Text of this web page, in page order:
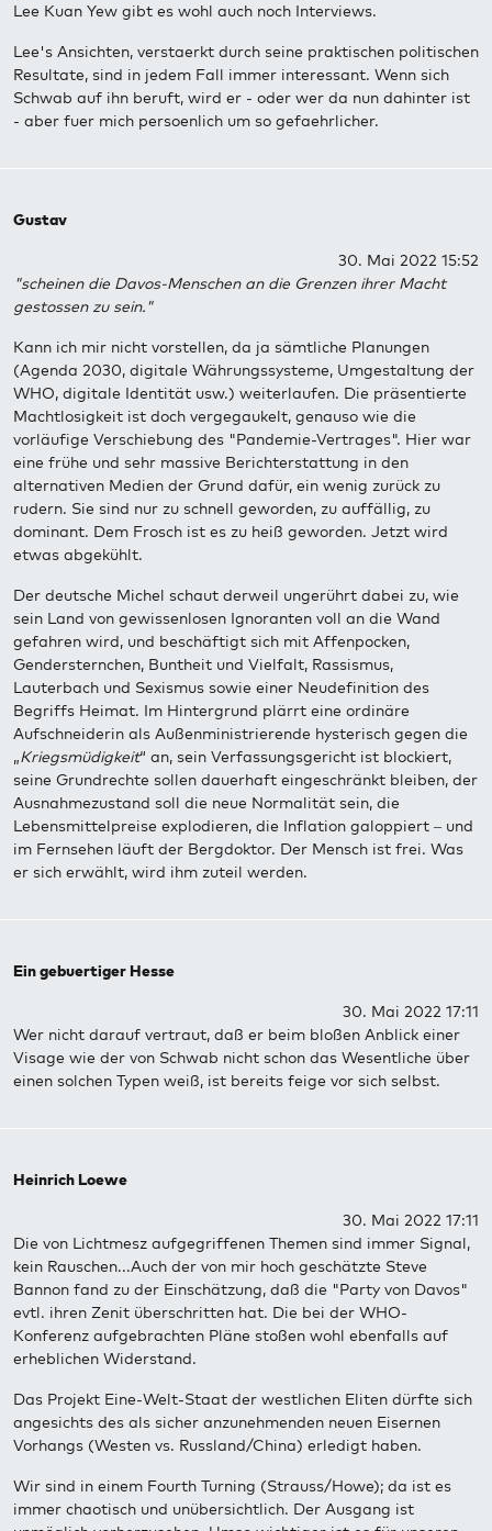
Lee Kuan Yew gibt es wohl auch noch Interviews.
Lee's Ansichten, verstaerkt durch seine praktischen politischen
Resultate, sind in jedem Fall immer interessant. Wenn sich
Schwab auf ihn beruft, wird er - oder wer da nun dahinter ist
- aber fuer mich persoenlich um so gefaehrlicher.
Gustav
30. Mai 2022 15:52
"scheinen die Davos-Menschen an die Grenzen ihrer Macht
gestossen zu sein."
Kann ich mir nicht vorstellen, da ja sämtliche Planungen
(Agenda 2030, digitale Währungssysteme, Umgestaltung der
WHO, digitale Identität usw.) weiterlaufen. Die präsentierte
Machtlosigkeit ist doch vergegaukelt, genauso wie die
vorläufige Verschiebung des "Pandemie-Vertrages". Hier war
eine frühe und sehr massive Berichterstattung in den
alternativen Medien der Grund dafür, ein wenig zurück zu
rudern. Sie sind nur zu schnell geworden, zu auffällig, zu
dominant. Dem Frosch ist es zu heiß geworden. Jetzt wird
etwas abgekühlt.
Der deutsche Michel schaut derweil ungerührt dabei zu, wie
sein Land von gewissenlosen Ignoranten voll an die Wand
gefahren wird, und beschäftigt sich mit Affenpocken,
Gendersternchen, Buntheit und Vielfalt, Rassismus,
Lauterbach und Sexismus sowie einer Neudefinition des
Begriffs Heimat. Im Hintergrund plärrt eine ordinäre
Aufschneiderin als Außenministrierende hysterisch gegen die
„Kriegsmüdigkeit“ an, sein Verfassungsgericht ist blockiert,
seine Grundrechte sollen dauerhaft eingeschränkt bleiben, der
Ausnahmezustand soll die neue Normalität sein, die
Lebensmittelpreise explodieren, die Inflation galoppiert – und
im Fernsehen läuft der Bergdoktor. Der Mensch ist frei. Was
er sich erwählt, wird ihm zuteil werden.
Ein gebuertiger Hesse
30. Mai 2022 17:11
Wer nicht darauf vertraut, daß er beim bloßen Anblick einer
Visage wie der von Schwab nicht schon das Wesentliche über
einen solchen Typen weiß, ist bereits feige vor sich selbst.
Heinrich Loewe
30. Mai 2022 17:11
Die von Lichtmesz aufgegriffenen Themen sind immer Signal,
kein Rauschen...Auch der von mir hoch geschätzte Steve
Bannon fand zu der Einschätzung, daß die "Party von Davos"
evtl. ihren Zenit überschritten hat. Die bei der WHO-
Konferenz aufgebrachten Pläne stoßen wohl ebenfalls auf
erheblichen Widerstand.
Das Projekt Eine-Welt-Staat der westlichen Eliten dürfte sich
angesichts des als sicher anzunehmenden neuen Eisernen
Vorhangs (Westen vs. Russland/China) erledigt haben.
Wir sind in einem Fourth Turning (Strauss/Howe); da ist es
immer chaotisch und unübersichtlich. Der Ausgang ist